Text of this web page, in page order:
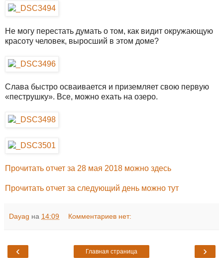
Не могу перестать думать о том, как видит окружающую
красоту человек, выросший в этом доме?
Слава быстро осваивается и приземляет свою первую
«пеструшку». Все, можно ехать на озеро.
Прочитать отчет за 28 мая 2018 можно здесь
Прочитать отчет за следующий день можно тут
Dayag на 14:09 Комментариев нет:
‹ ›
Главная страница